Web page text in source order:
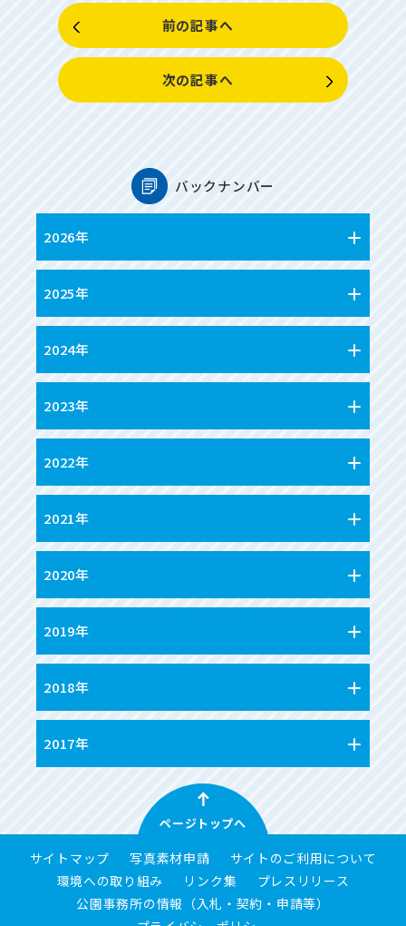
前の記事へ
次の記事へ
バックナンバー
2026年
2025年
2024年
2023年
2022年
2021年
2020年
2019年
2018年
2017年
ページトップへ
サイトマップ 写真素材申請
サイトのご利用について
環境への取り組み
リンク集
プレスリリース
公園事務所の情報（入札・契約・申請等）